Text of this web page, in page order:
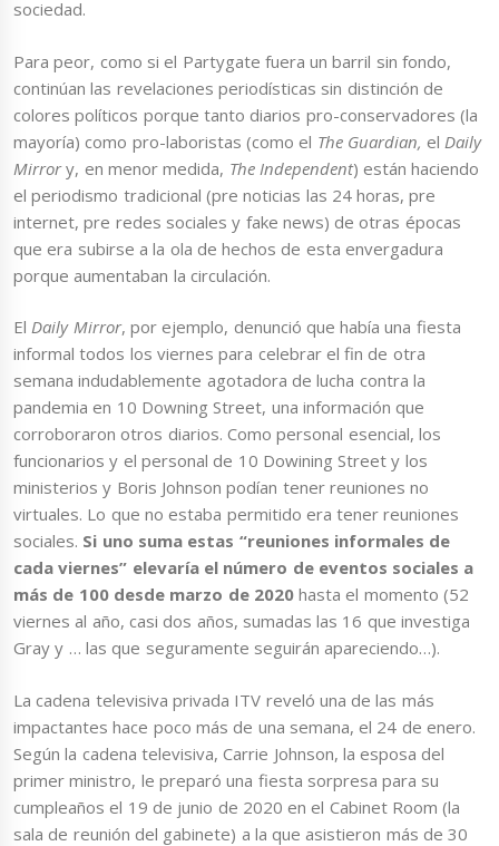
sociedad.
Para peor, como si el Partygate fuera un barril sin fondo,
continúan las revelaciones periodísticas sin distinción de
colores políticos porque tanto diarios pro-conservadores (la
mayoría) como pro-laboristas (como el The Guardian,el Daily
Mirrory, en menor medida, The Independent) están haciendo
el periodismo tradicional (pre noticias las 24 horas, pre
internet, pre redes sociales y fake news) de otras épocas
que era subirse a la ola de hechos de esta envergadura
porque aumentaban la circulación.
ElDaily Mirror, por ejemplo, denunció que había una fiesta
informal todos los viernes para celebrar el fin de otra
semana indudablemente agotadora de lucha contra la
pandemia en 10 Downing Street, una información que
corroboraron otros diarios. Como personal esencial, los
funcionarios y el personal de 10 Dowining Street y los
ministerios y Boris Johnson podían tener reuniones no
virtuales. Lo que no estaba permitido era tener reuniones
sociales. Si uno suma estas “reuniones informales de
cada viernes” elevaría el número de eventos sociales a
más de 100 desde marzo de 2020hasta el momento (52
viernes al año, casi dos años, sumadas las 16 que investiga
Gray y … las que seguramente seguirán apareciendo…).
La cadena televisiva privada ITV reveló una de las más
impactantes hace poco más de una semana, el 24 de enero.
Según la cadena televisiva, Carrie Johnson, la esposa del
primer ministro, le preparó una fiesta sorpresa para su
cumpleaños el 19 de junio de 2020 en el Cabinet Room (la
sala de reunión del gabinete) a la que asistieron más de 30